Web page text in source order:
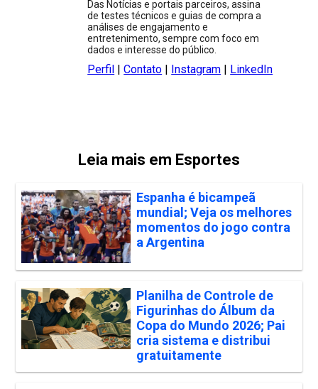
Das Notícias e portais parceiros, assina
de testes técnicos e guias de compra a
análises de engajamento e
entretenimento, sempre com foco em
dados e interesse do público.
Perfil |Contato | Instagram | LinkedIn
Leia mais em Esportes
Espanha é bicampeã
mundial; Veja os melhores
momentos do jogo contra
a Argentina
Planilha de Controle de
Figurinhas do Álbum da
Copa do Mundo 2026; Pai
cria sistema e distribui
gratuitamente